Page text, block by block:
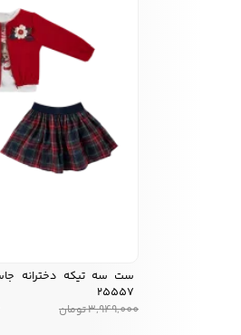
25557
3,949,000تومان